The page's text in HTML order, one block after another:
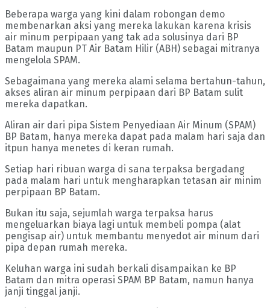
Beberapa warga yang kini dalam robongan demo
membenarkan aksi yang mereka lakukan karena krisis
air minum perpipaan yang tak ada solusinya dari BP
Batam maupun PT Air Batam Hilir (ABH) sebagai mitranya
mengelola SPAM.
Sebagaimana yang mereka alami selama bertahun-tahun,
akses aliran air minum perpipaan dari BP Batam sulit
mereka dapatkan.
Aliran air dari pipa Sistem Penyediaan Air Minum (SPAM)
BP Batam, hanya mereka dapat pada malam hari saja dan
itpun hanya menetes di keran rumah.
Setiap hari ribuan warga di sana terpaksa bergadang
pada malam hari untuk mengharapkan tetasan air minim
perpipaan BP Batam.
Bukan itu saja, sejumlah warga terpaksa harus
mengeluarkan biaya lagi untuk membeli pompa (alat
pengisap air) untuk membantu menyedot air minum dari
pipa depan rumah mereka.
Keluhan warga ini sudah berkali disampaikan ke BP
Batam dan mitra operasi SPAM BP Batam, namun hanya
janji tinggal janji.